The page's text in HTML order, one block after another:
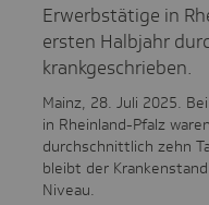
Erwerbstätige in
ersten Halbjahr
krankgeschrieben.
Mainz, 28. Juli 2025.
in Rheinland-Pfalz
durchschnittlich zehn
bleibt der
Niveau.